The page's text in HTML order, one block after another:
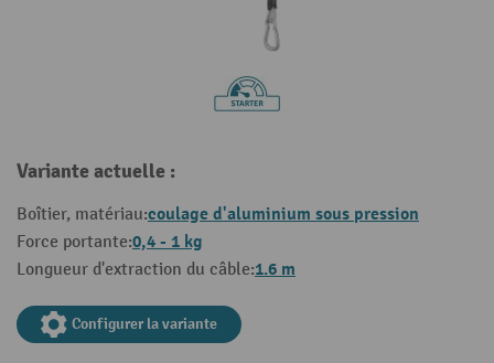
Variante actuelle :
Boîtier, matériau:coulage d'aluminium sous pression
Force portante:0,4 - 1 kg
Longueur d'extraction du câble:1.6 m
Configurer la variante